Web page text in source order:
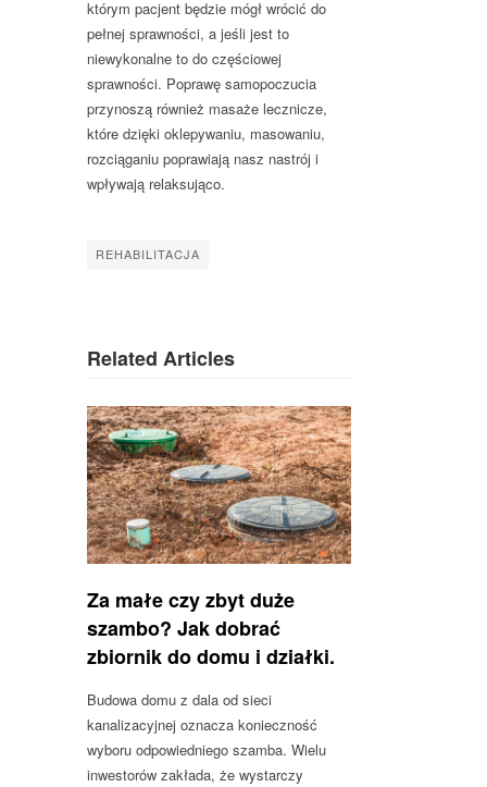
którym pacjent będzie mógł wrócić do
pełnej sprawności, a jeśli jest to
niewykonalne to do częściowej
sprawności. Poprawę samopoczucia
przynoszą również masaże lecznicze,
które dzięki oklepywaniu, masowaniu,
rozciąganiu poprawiają nasz nastrój i
wpływają relaksująco.
REHABILITACJA
Related Articles
Za małe czy zbyt duże
szambo? Jak dobrać
zbiornik do domu i działki.
Budowa domu z dala od sieci
kanalizacyjnej oznacza konieczność
wyboru odpowiedniego szamba. Wielu
inwestorów zakłada, że wystarczy